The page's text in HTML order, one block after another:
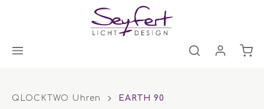
QLOCKTWO Uhren EARTH 90